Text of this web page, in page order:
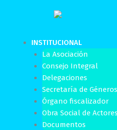
INSTITUCIONAL
La Asociación
Consejo Integral
Delegaciones
Secretaría de
Órgano fiscalizador
Obra Social de Actores
Documentos